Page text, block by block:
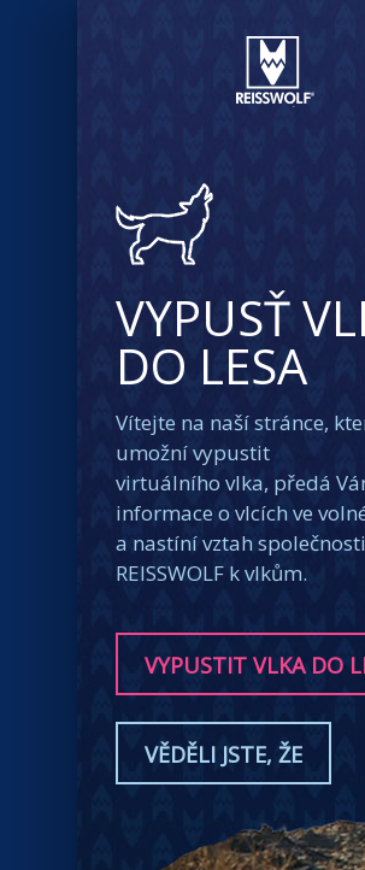
VYPUSŤ
DO LESA
Vítejte na naší stránce,
umožní vypustit
virtuálního vlka, předá
informace o vlcích ve
a nastíní vztah společnosti
REISSWOLF k vlkům.
VYPUSTIT VLKA DO
VĚDĚLI JSTE, ŽE